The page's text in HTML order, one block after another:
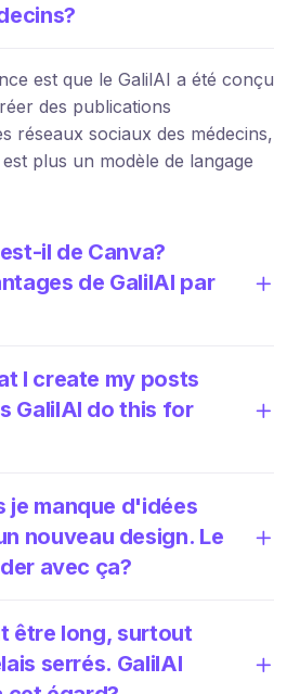
est que le GalilAI a été conçu
des publications
réseaux sociaux des médecins,
plus un modèle de langage
il de Canva?
de GalilAI par
I create my posts
GalilAI do this for
je manque d'idées
nouveau design. Le
avec ça?
être long, surtout
serrés. GalilAI